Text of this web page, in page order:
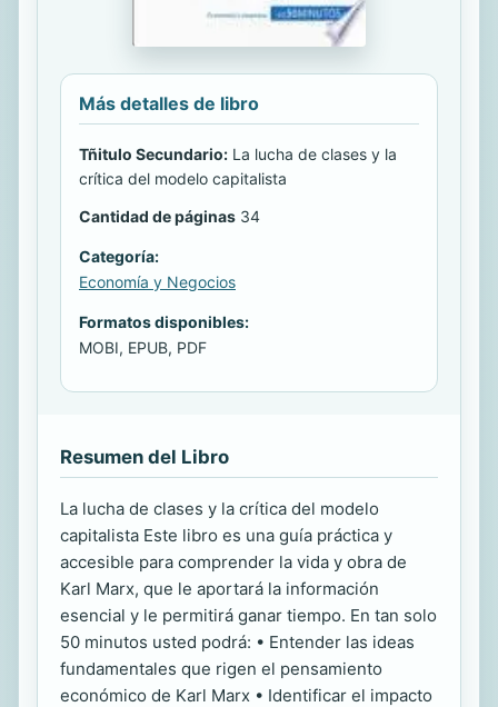
Más detalles de libro
Tñitulo Secundario: La lucha de clases y la
crítica del modelo capitalista
Cantidad de páginas 34
Categoría:
Economía y Negocios
Formatos disponibles:
MOBI, EPUB, PDF
Resumen del Libro
La lucha de clases y la crítica del modelo
capitalista Este libro es una guía práctica y
accesible para comprender la vida y obra de
Karl Marx, que le aportará la información
esencial y le permitirá ganar tiempo. En tan solo
50 minutos usted podrá: • Entender las ideas
fundamentales que rigen el pensamiento
económico de Karl Marx • Identificar el impacto